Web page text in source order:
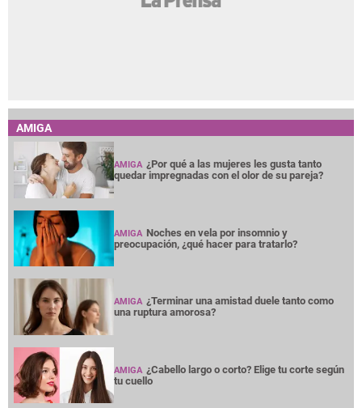
AMIGA
AMIGA ¿Por qué a las mujeres les gusta tanto
quedar impregnadas con el olor de su pareja?
AMIGA Noches en vela por insomnio y
preocupación, ¿qué hacer para tratarlo?
AMIGA ¿Terminar una amistad duele tanto como
una ruptura amorosa?
AMIGA ¿Cabello largo o corto? Elige tu corte según
tu cuello